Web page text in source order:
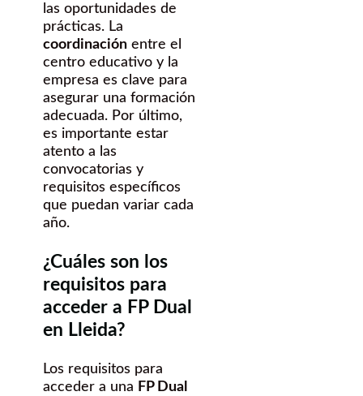
las oportunidades de
prácticas. La
coordinación entre el
centro educativo y la
empresa es clave para
asegurar una formación
adecuada. Por último,
es importante estar
atento a las
convocatorias y
requisitos específicos
que puedan variar cada
año.
¿Cuáles son los
requisitos para
acceder a FP Dual
en Lleida?
Los requisitos para
acceder a una FP Dual